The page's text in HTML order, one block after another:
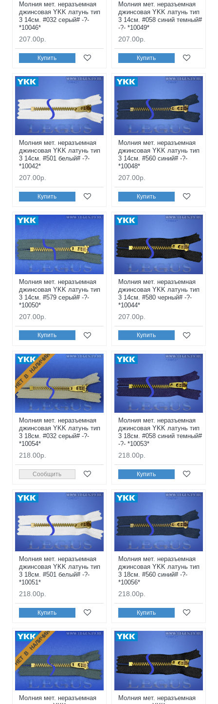
Молния мет. неразъемная
джинсовая YKK латунь тип
3 14см. #032 серый# -?-
*10046*
207.00р.
Купить
Молния мет. неразъемная
джинсовая YKK латунь тип
3 14см. #058 синий темный#
-?- *10049*
207.00р.
Купить
Молния мет. неразъемная
джинсовая YKK латунь тип
3 14см. #501 белый# -?-
*10042*
207.00р.
Купить
Молния мет. неразъемная
джинсовая YKK латунь тип
3 14см. #560 синий# -?-
*10048*
207.00р.
Купить
Молния мет. неразъемная
джинсовая YKK латунь тип
3 14см. #579 серый# -?-
*10050*
207.00р.
Купить
Молния мет. неразъемная
джинсовая YKK латунь тип
3 14см. #580 черный# -?-
*10044*
207.00р.
Купить
НЕТ В НАЛИЧИИ
Молния мет. неразъемная
джинсовая YKK латунь тип
3 18см. #032 серый# -?-
*10054*
218.00р.
Сообщить
Молния мет. неразъемная
джинсовая YKK латунь тип
3 18см. #058 синий темный#
-?- *10053*
218.00р.
Купить
Молния мет. неразъемная
джинсовая YKK латунь тип
3 18см. #501 белый# -?-
*10051*
218.00р.
Купить
Молния мет. неразъемная
джинсовая YKK латунь тип
3 18см. #560 синий# -?-
*10056*
218.00р.
Купить
НЕТ В НАЛИЧИИ
Молния мет. неразъемная
Молния мет. неразъемная